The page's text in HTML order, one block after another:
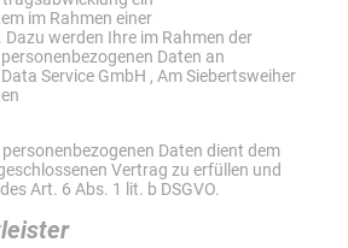
im Rahmen einer
werden Ihre im Rahmen der
Daten an
Service GmbH , Am Siebertsweiher
Daten dient dem
Vertrag zu erfüllen und
Art. 6 Abs. 1 lit. b DSGVO.